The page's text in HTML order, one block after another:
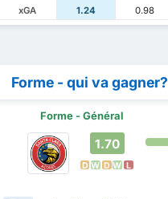
xGA
1.24 0.98
Forme - qui va gagner?
Forme - Général
1.70
D W D W L